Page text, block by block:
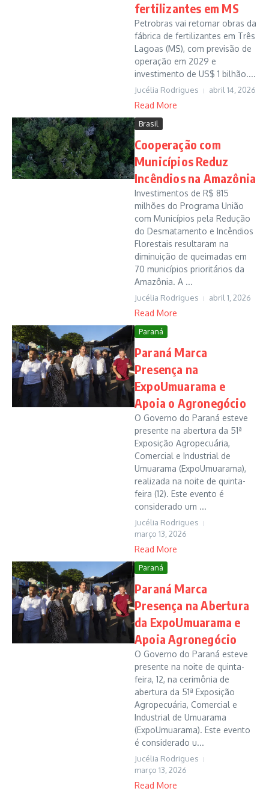
fertilizantes em MS
Petrobras vai retomar obras da
fábrica de fertilizantes em Três
Lagoas (MS), com previsão de
operação em 2029 e
investimento de US$ 1 bilhão....
Jucélia Rodrigues abril 14, 2026
Read More
Brasil
Cooperação com
Municípios Reduz
Incêndios na Amazônia
Investimentos de R$ 815
milhões do Programa União
com Municípios pela Redução
do Desmatamento e Incêndios
Florestais resultaram na
diminuição de queimadas em
70 municípios prioritários da
Amazônia. A ...
Jucélia Rodrigues abril 1, 2026
Read More
Paraná
Paraná Marca
Presença na
ExpoUmuarama e
Apoia o Agronegócio
O Governo do Paraná esteve
presente na abertura da 51ª
Exposição Agropecuária,
Comercial e Industrial de
Umuarama (ExpoUmuarama),
realizada na noite de quinta-
feira (12). Este evento é
considerado um ...
Jucélia Rodrigues
março 13, 2026
Read More
Paraná
Paraná Marca
Presença na Abertura
da ExpoUmuarama e
Apoia Agronegócio
O Governo do Paraná esteve
presente na noite de quinta-
feira, 12, na cerimônia de
abertura da 51ª Exposição
Agropecuária, Comercial e
Industrial de Umuarama
(ExpoUmuarama). Este evento
é considerado u...
Jucélia Rodrigues
março 13, 2026
Read More